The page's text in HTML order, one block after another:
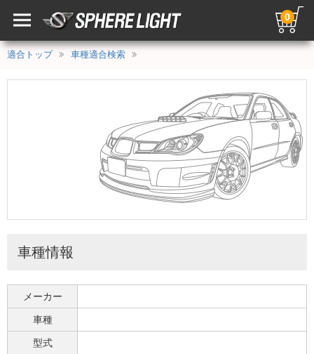
0
適合トップ 車種適合検索
車種情報
メーカー
車種
型式